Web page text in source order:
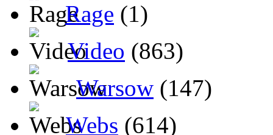
Rage (1)
Video (863)
Warsow (147)
Webs (614)